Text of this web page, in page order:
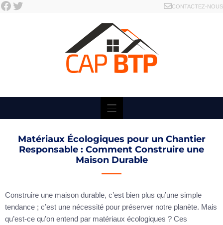
Skip
Facebook Twitter CONTACTEZ-NOUS
Matériaux Écologiques pour un Chantier
Responsable : Comment Construire une
Maison Durable
Construire une maison durable, c’est bien plus qu’une simple
tendance ; c’est une nécessité pour préserver notre planète. Mais
qu’est-ce qu’on entend par matériaux écologiques ? Ces